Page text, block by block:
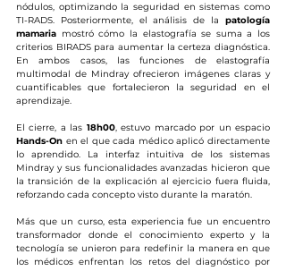
nódulos, optimizando la seguridad en sistemas como
TI-RADS. Posteriormente, el análisis de la patología
mamaria mostró cómo la elastografía se suma a los
criterios BIRADS para aumentar la certeza diagnóstica.
En ambos casos, las funciones de elastografía
multimodal de Mindray ofrecieron imágenes claras y
cuantificables que fortalecieron la seguridad en el
aprendizaje.
El cierre, a las 18h00
Hands-On en el que cada médico aplicó directamente
lo aprendido. La interfaz intuitiva de los sistemas
Mindray y sus funcionalidades avanzadas hicieron que
la transición de la explicación al ejercicio fuera fluida,
reforzando cada concepto visto durante la maratón.
Más que un curso, esta experiencia fue un encuentro
transformador donde el conocimiento experto y la
tecnología se unieron para redefinir la manera en que
los médicos enfrentan los retos del diagnóstico por